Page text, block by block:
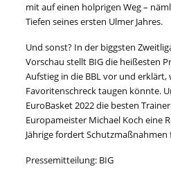
mit auf einen holprigen Weg –
Tiefen seines ersten Ulmer Jahres.
Und sonst? In der biggsten
Vorschau stellt BIG die heißesten
Aufstieg in die BBL vor und erklärt,
Favoritenschreck taugen könnte.
EuroBasket 2022 die besten
Europameister Michael Koch eine
Jährige fordert
Pressemitteilung: BIG